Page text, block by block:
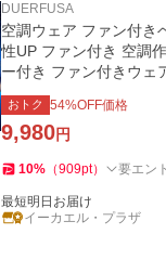
DUERFUSA
空調ウェア ファン付き
性UP ファン付き 空調
ー付き ファン付きウェア 夏
中症対策 爆買
おトク 54%OFF価格
9,980円
10% （909pt） 要エン
最短明日お届け
イーカエル・プラザ